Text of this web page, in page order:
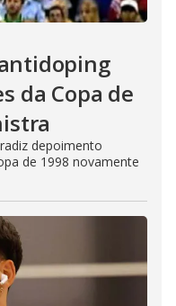
da Copa de
depoimento
de 1998 novamente